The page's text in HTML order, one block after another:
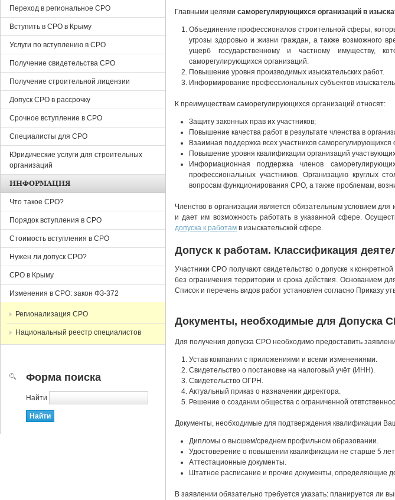
Главными целямисаморегулирующихся организаций в
Объединение профессионалов строительной сферы,
угрозы здоровью и жизни граждан, а также возможного
ущерб государственному и частному имуществу,
саморегулирующихся организаций.
Повышение уровня производимых изыскательских работ.
Информирование профессиональных субъектов
К преимуществам саморегулирующихся организаций относят:
Защиту законных прав их участников;
Повышение качества работ в результате членства в
Взаимная поддержка всех участников саморегулирующихся
Повышение уровня квалификации организаций
Информационная поддержка членов
профессиональных участников. Организацию круглых
вопросам функционирования СРО, а также проблемам,
Членство в организации является обязательным условием
и дает им возможность работать в указанной сфере.
допуска к работам в изыскательской сфере.
Допуск к работам. Классификация
Участники СРО получают свидетельство о допуске к
без ограничения территории и срока действия. Основанием
Список и перечень видов работ установлен согласно Приказу
Документы, необходимые для Допуска
Для получения допуска СРО необходимо предоставить
Устав компании с приложениями и всеми изменениями.
Cвидетельство о постановке на налоговый учёт (ИНН).
Cвидетельство ОГРН.
Актуальный приказ о назначении директора.
Решение о создании общества с ограниченной
Документы, необходимые для подтверждения квалификации
Дипломы о высшем/среднем профильном образовании.
Удостоверение о повышении квалификации не старше 5
Аттестационные документы.
Штатное расписание и прочие документы, определяющие
В заявлении обязательно требуется указать: планируется ли
Переход в региональное СРО
Вступить в СРО в Крыму
Услуги по вступлению в СРО
Получение свидетельства СРО
Получение строительной лицензии
Допуск СРО в рассрочку
Срочное вступление в СРО
Специалисты для СРО
Юридические услуги для строительных
организаций
ИНФОРМАЦИЯ
Что такое СРО?
Порядок вступления в СРО
Стоимость вступления в СРО
Нужен ли допуск СРО?
СРО в Крыму
Изменения в СРО: закон ФЗ-372
Регионализация СРО
Национальный реестр специалистов
Форма поиска
Найти